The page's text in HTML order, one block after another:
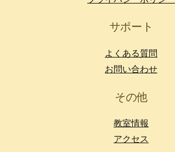
サポート
よくある質問
お問い合わせ
その他
教室情報
アクセス